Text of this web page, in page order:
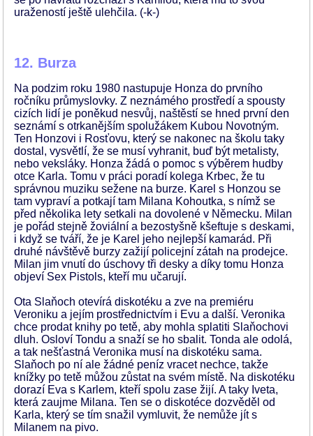
uražeností ještě ulehčila. (-k-)
12. Burza
Na podzim roku 1980 nastupuje Honza do prvního
ročníku průmyslovky. Z neznámého prostředí a spousty
cizích lidí je poněkud nesvůj, naštěstí se hned první den
seznámí s otrkanějším spolužákem Kubou Novotným.
Ten Honzovi i Rosťovu, který se nakonec na školu taky
dostal, vysvětlí, že se musí vyhranit, buď být metalisty,
nebo veksláky. Honza žádá o pomoc s výběrem hudby
otce Karla. Tomu v práci poradí kolega Krbec, že tu
správnou muziku sežene na burze. Karel s Honzou se
tam vypraví a potkají tam Milana Kohoutka, s nímž se
před několika lety setkali na dovolené v Německu. Milan
je pořád stejně žoviální a bezostyšně kšeftuje s deskami,
i když se tváří, že je Karel jeho nejlepší kamarád. Při
druhé návštěvě burzy zažijí policejní zátah na prodejce.
Milan jim vnutí do úschovy tři desky a díky tomu Honza
objeví Sex Pistols, kteří mu učarují.
Ota Slaňoch otevírá diskotéku a zve na premiéru
Veroniku a jejím prostřednictvím i Evu a další. Veronika
chce prodat knihy po tetě, aby mohla splatiti Slaňochovi
dluh. Osloví Tondu a snaží se ho sbalit. Tonda ale odolá,
a tak nešťastná Veronika musí na diskotéku sama.
Slaňoch po ní ale žádné peníz vracet nechce, takže
knížky po tetě můžou zůstat na svém místě. Na diskotéku
dorazí Eva s Karlem, kteří spolu zase žijí. A taky Iveta,
která zaujme Milana. Ten se o diskotéce dozvěděl od
Karla, který se tím snažil vymluvit, že nemůže jít s
Milanem na pivo.